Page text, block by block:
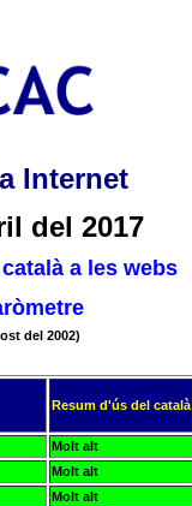
Internet
del 2017
a les webs
del 2002)
Resum d'ús del català
Molt alt
Molt alt
Molt alt